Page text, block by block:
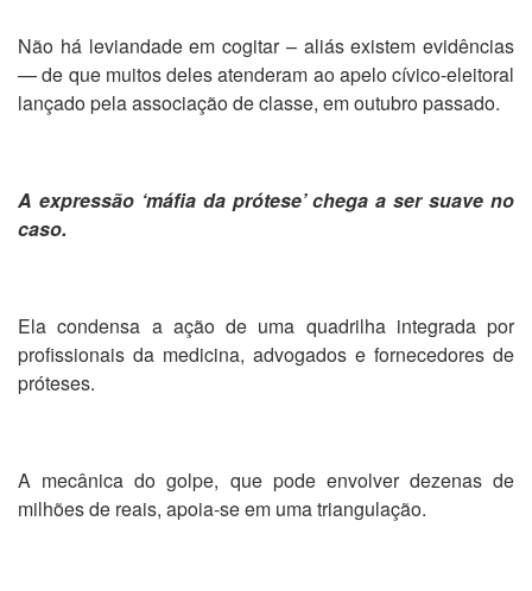
Não há leviandade em cogitar – aliás existem evidências
— de que muitos deles atenderam ao apelo cívico-eleitoral
lançado pela associação de classe, em outubro passado.
A expressão ‘máfia da prótese’ chega a ser suave no
caso.
Ela condensa a ação de uma quadrilha integrada por
profissionais da medicina, advogados e fornecedores de
próteses.
A mecânica do golpe, que pode envolver dezenas de
milhões de reais, apoia-se em uma triangulação.